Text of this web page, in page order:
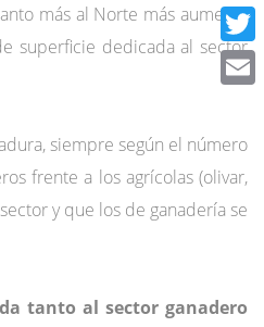
más al Norte más aumenta
superficie dedicada al sector
siempre según el número
frente a los agrícolas (olivar,
y que los de ganadería se
tanto al sector ganadero